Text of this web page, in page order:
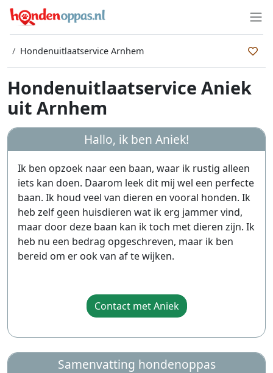
Hondenuitlaatservice Arnhem
Hondenuitlaatservice Aniek
uit Arnhem
Hallo, ik ben Aniek!
Ik ben opzoek naar een baan, waar ik rustig alleen
iets kan doen. Daarom leek dit mij wel een perfecte
baan. Ik houd veel van dieren en vooral honden. Ik
heb zelf geen huisdieren wat ik erg jammer vind,
maar door deze baan kan ik toch met dieren zijn. Ik
heb nu een bedrag opgeschreven, maar ik ben
bereid om er ook van af te wijken.
Contact met Aniek
Samenvatting hondenoppas